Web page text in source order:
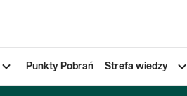
Punkty Pobrań Strefa wiedzy